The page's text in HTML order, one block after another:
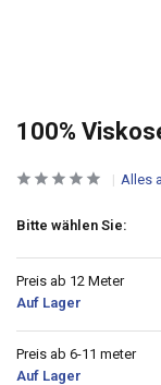
100%
Alles
Bitte wählen Sie:
Preis ab 12 Meter
Auf Lager
Preis ab 6-11 meter
Auf Lager